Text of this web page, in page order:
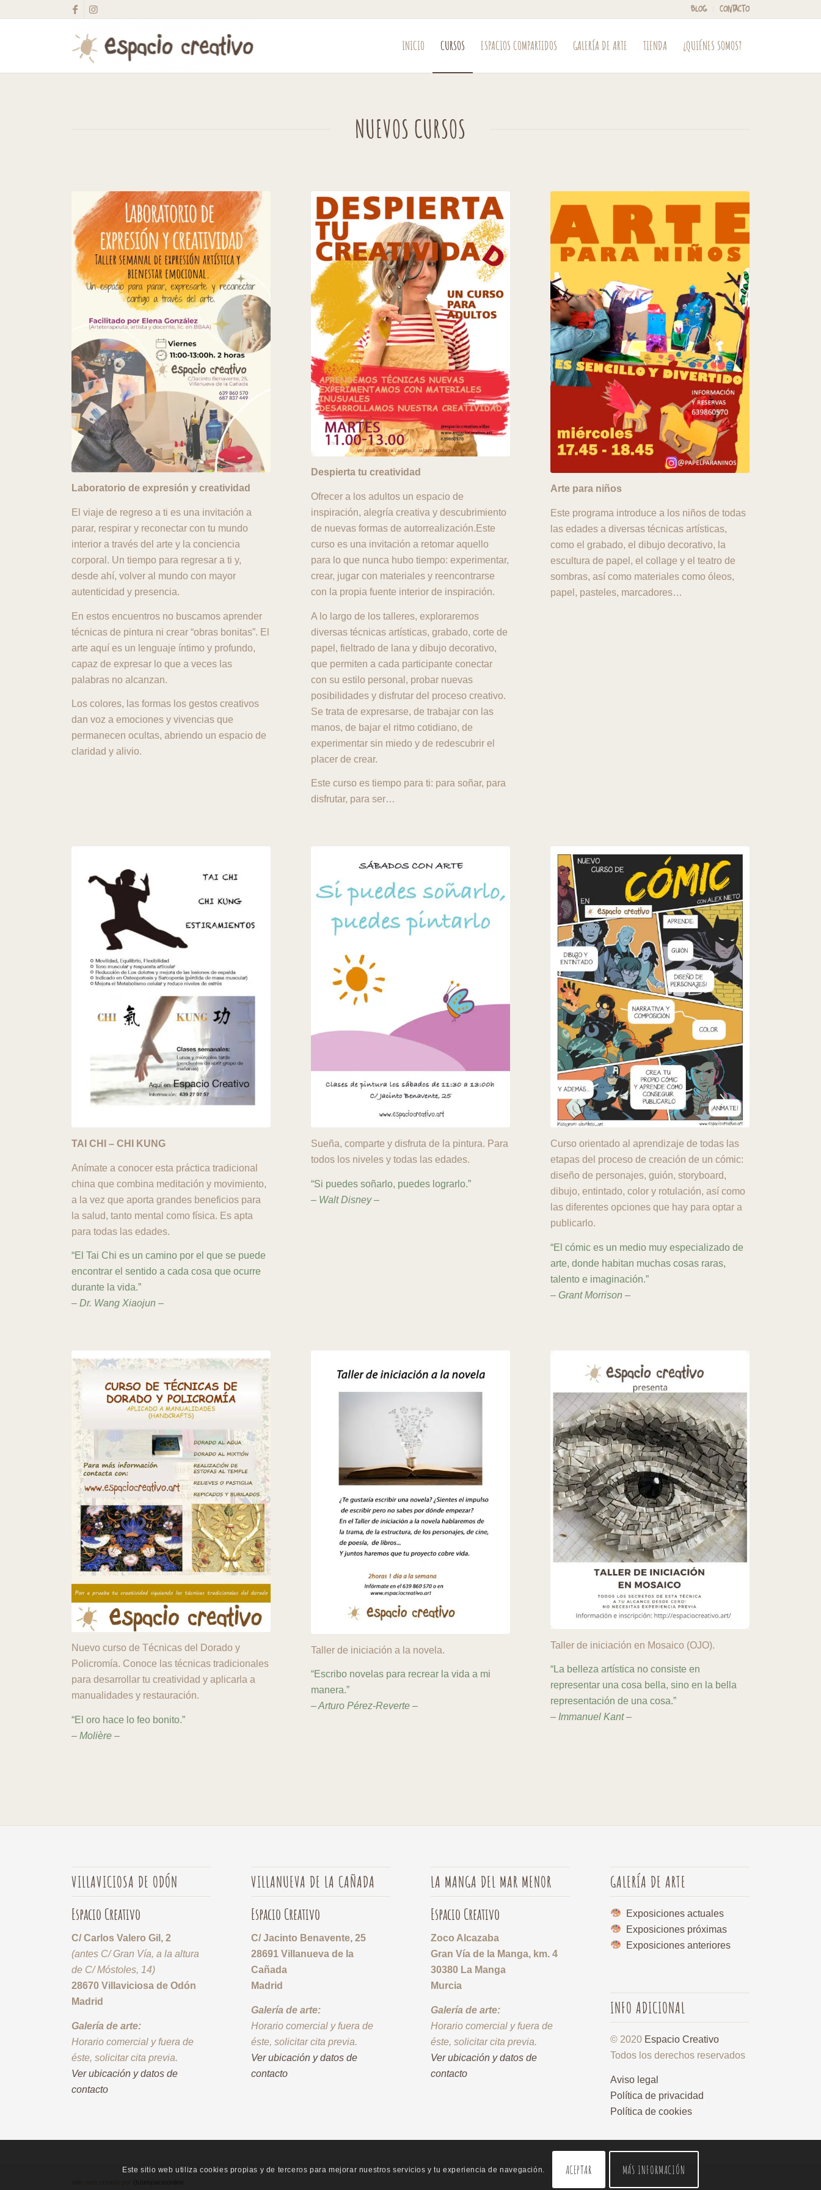
BLOG CONTACTO
INICIO CURSOS ESPACIOS COMPARTIDOS GALERÍA DE ARTE TIENDA ¿QUIÉNES SOMOS?
NUEVOS CURSOS
Laboratorio de expresión y creatividad
El viaje de regreso a ti es una invitación a
parar, respirar y reconectar con tu mundo
interior a través del arte y la conciencia
corporal. Un tiempo para regresar a ti y,
desde ahí, volver al mundo con mayor
autenticidad y presencia.
En estos encuentros no buscamos aprender
técnicas de pintura ni crear “obras bonitas”. El
arte aquí es un lenguaje íntimo y profundo,
capaz de expresar lo que a veces las
palabras no alcanzan.
Los colores, las formas los gestos creativos
dan voz a emociones y vivencias que
permanecen ocultas, abriendo un espacio de
claridad y alivio.
Despierta tu creatividad
Ofrecer a los adultos un espacio de
inspiración, alegría creativa y descubrimiento
de nuevas formas de autorrealización.Este
curso es una invitación a retomar aquello
para lo que nunca hubo tiempo: experimentar,
crear, jugar con materiales y reencontrarse
con la propia fuente interior de inspiración.
A lo largo de los talleres, exploraremos
diversas técnicas artísticas, grabado, corte de
papel, fieltrado de lana y dibujo decorativo,
que permiten a cada participante conectar
con su estilo personal, probar nuevas
posibilidades y disfrutar del proceso creativo.
Se trata de expresarse, de trabajar con las
manos, de bajar el ritmo cotidiano, de
experimentar sin miedo y de redescubrir el
placer de crear.
Este curso es tiempo para ti: para soñar, para
disfrutar, para ser…
Arte para niños
Este programa introduce a los niños de todas
las edades a diversas técnicas artísticas,
como el grabado, el dibujo decorativo, la
escultura de papel, el collage y el teatro de
sombras, así como materiales como óleos,
papel, pasteles, marcadores…
TAI CHI – CHI KUNG
Anímate a conocer esta práctica tradicional
china que combina meditación y movimiento,
a la vez que aporta grandes beneficios para
la salud, tanto mental como física. Es apta
para todas las edades.
“El Tai Chi es un camino por el que se puede
encontrar el sentido a cada cosa que ocurre
durante la vida.”
– Dr. Wang Xiaojun –
Sueña, comparte y disfruta de la pintura. Para
todos los niveles y todas las edades.
“Si puedes soñarlo, puedes lograrlo.”
– Walt Disney –
Curso orientado al aprendizaje de todas las
etapas del proceso de creación de un cómic:
diseño de personajes, guión, storyboard,
dibujo, entintado, color y rotulación, así como
las diferentes opciones que hay para optar a
publicarlo.
“El cómic es un medio muy especializado de
arte, donde habitan muchas cosas raras,
talento e imaginación.”
– Grant Morrison –
Nuevo curso de Técnicas del Dorado y
Policromía. Conoce las técnicas tradicionales
para desarrollar tu creatividad y aplicarla a
manualidades y restauración.
“El oro hace lo feo bonito.”
– Molière –
Taller de iniciación a la novela.
“Escribo novelas para recrear la vida a mi
manera.”
– Arturo Pérez-Reverte –
Taller de iniciación en Mosaico (OJO).
“La belleza artística no consiste en
representar una cosa bella, sino en la bella
representación de una cosa.”
– Immanuel Kant –
VILLAVICIOSA DE ODÓN
Espacio Creativo
C/ Carlos Valero Gil, 2
(antes C/ Gran Vía, a la altura
de C/ Móstoles, 14)
28670 Villaviciosa de Odón
Madrid
Galería de arte:
Horario comercial y fuera de
éste, solicitar cita previa.
Ver ubicación y datos de
contacto
VILLANUEVA DE LA CAÑADA
Espacio Creativo
C/ Jacinto Benavente, 25
28691 Villanueva de la
Cañada
Madrid
Galería de arte:
Horario comercial y fuera de
éste, solicitar cita previa.
Ver ubicación y datos de
contacto
LA MANGA DEL MAR MENOR
Espacio Creativo
Zoco Alcazaba
Gran Vía de la Manga, km. 4
30380 La Manga
Murcia
Galería de arte:
Horario comercial y fuera de
éste, solicitar cita previa.
Ver ubicación y datos de
contacto
GALERÍA DE ARTE
Exposiciones actuales
Exposiciones próximas
Exposiciones anteriores
INFO ADICIONAL
© 2020 Espacio Creativo
Todos los derechos reservados
Aviso legal
Política de privacidad
Política de cookies
(tu)espacioonline
Este sitio web utiliza cookies propias y de terceros para mejorar nuestros servicios y tu experiencia de navegación. ACEPTAR MÁS INFORMACIÓN